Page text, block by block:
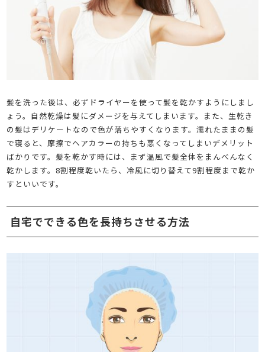
髪を洗った後は、必ずドライヤーを使って髪を乾かすようにしまし
ょう。自然乾燥は髪にダメージを与えてしまいます。また、生乾き
の髪はデリケートなので色が落ちやすくなります。濡れたままの髪
で寝ると、摩擦でヘアカラーの持ちも悪くなってしまいデメリット
ばかりです。髪を乾かす時には、まず温風で髪全体をまんべんなく
乾かします。8割程度乾いたら、冷風に切り替えて9割程度まで乾か
すといいです。
自宅でできる色を長持ちさせる方法